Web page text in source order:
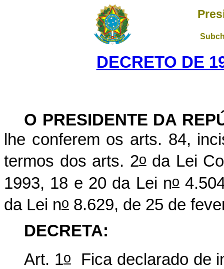
DECRETO DE
O PRESIDENTE DA
lhe conferem os arts. 84,
termos dos arts. 2oda Lei
1993, 18 e 20 da Lei no
da Lei no 8.629, de 25 de
DECRETA:
Art. 1oFica declarado de